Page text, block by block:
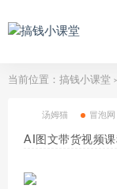
当前位置： 搞钱小课堂 >
汤姆猫 冒泡网
AI图文带货视频